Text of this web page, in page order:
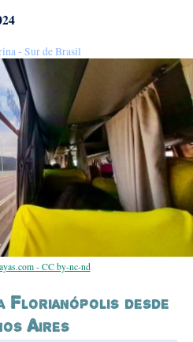
- Sur de Brasil
- CC by-nc-nd
Florianópolis desde
Aires